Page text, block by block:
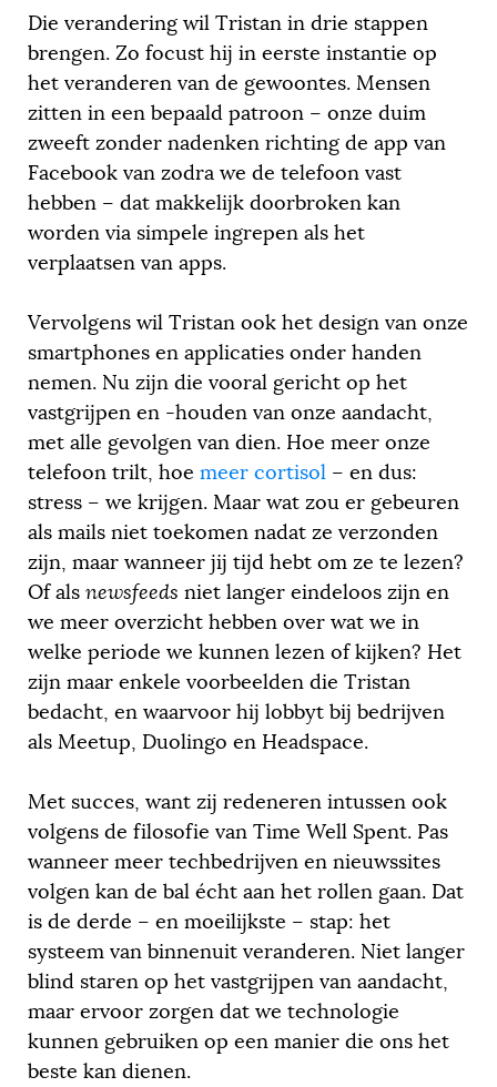
Die verandering wil Tristan in drie stappen
brengen. Zo focust hij in eerste instantie op
het veranderen van de gewoontes. Mensen
zitten in een bepaald patroon – onze duim
zweeft zonder nadenken richting de app van
Facebook van zodra we de telefoon vast
hebben – dat makkelijk doorbroken kan
worden via simpele ingrepen als het
verplaatsen van apps.
Vervolgens wil Tristan ook het design van onze
smartphones en applicaties onder handen
nemen. Nu zijn die vooral gericht op het
vastgrijpen en -houden van onze aandacht,
met alle gevolgen van dien. Hoe meer onze
telefoon trilt, hoe meer cortisol – en dus:
stress – we krijgen. Maar wat zou er gebeuren
als mails niet toekomen nadat ze verzonden
zijn, maar wanneer jij tijd hebt om ze te lezen?
Of als newsfeeds niet langer eindeloos zijn en
we meer overzicht hebben over wat we in
welke periode we kunnen lezen of kijken? Het
zijn maar enkele voorbeelden die Tristan
bedacht, en waarvoor hij lobbyt bij bedrijven
als Meetup, Duolingo en Headspace.
Met succes, want zij redeneren intussen ook
volgens de filosofie van Time Well Spent. Pas
wanneer meer techbedrijven en nieuwssites
volgen kan de bal écht aan het rollen gaan. Dat
is de derde – en moeilijkste – stap: het
systeem van binnenuit veranderen. Niet langer
blind staren op het vastgrijpen van aandacht,
maar ervoor zorgen dat we technologie
kunnen gebruiken op een manier die ons het
beste kan dienen.